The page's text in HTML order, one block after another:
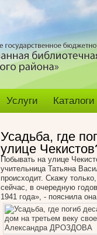
Услуги
Усадьба, где
улице
Побывать на улице
учительница Татьяна
происходит. Скажу
сейчас, в очередную
1941 года», - пояснила